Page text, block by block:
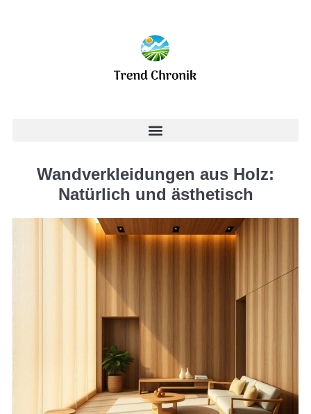
Wandverkleidungen aus Holz:
Natürlich und ästhetisch